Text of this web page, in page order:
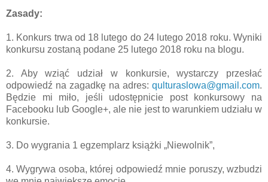
Zasady:
1. Konkurs trwa od 18 lutego do 24 lutego 2018 roku. Wyniki
konkursu zostaną podane 25 lutego 2018 roku na blogu.
2. Aby wziąć udział w konkursie, wystarczy przesłać
odpowiedź na zagadkę na adres: qulturaslowa@gmail.com.
Będzie mi miło, jeśli udostępnicie post konkursowy na
Facebooku lub Google+, ale nie jest to warunkiem udziału w
konkursie.
3. Do wygrania 1 egzemplarz książki „Niewolnik”,
4. Wygrywa osoba, której odpowiedź mnie poruszy, wzbudzi